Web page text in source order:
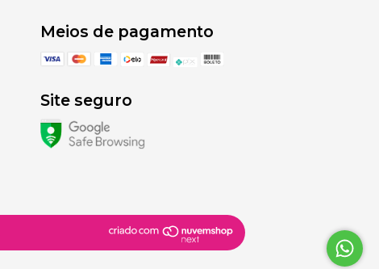
Meios de pagamento
Site seguro